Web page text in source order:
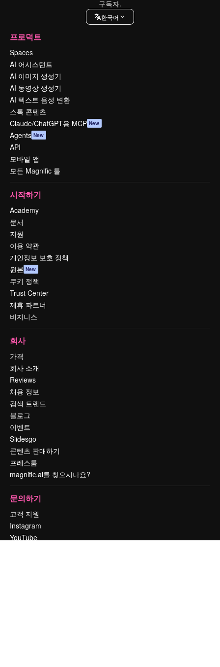
구독자.
한국어
프로덕트
Spaces
AI 어시스턴트
AI 이미지 생성기
AI 동영상 생성기
AI 텍스트 음성 변환
스톡 콘텐츠
Claude/ChatGPT용 MCP New
Agents New
API
모바일 앱
모든 Magnific 툴
시작하기
Academy
문서
지원
이용 약관
개인정보 보호 정책
원본 New
쿠키 정책
Trust Center
제휴 파트너
비지니스
회사
가격
회사 소개
Reviews
채용 정보
검색 트렌드
블로그
이벤트
Slidesgo
콘텐츠 판매하기
프레스룸
magnific.ai를 찾으시나요?
문의하기
고객 지원
Instagram
YouTube